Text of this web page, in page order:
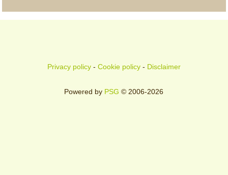
Privacy policy- Cookie policy- Disclaimer
Powered by PSG © 2006-2026